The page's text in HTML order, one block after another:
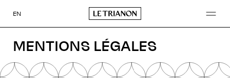
auEN
MENTIONS LÉGALES